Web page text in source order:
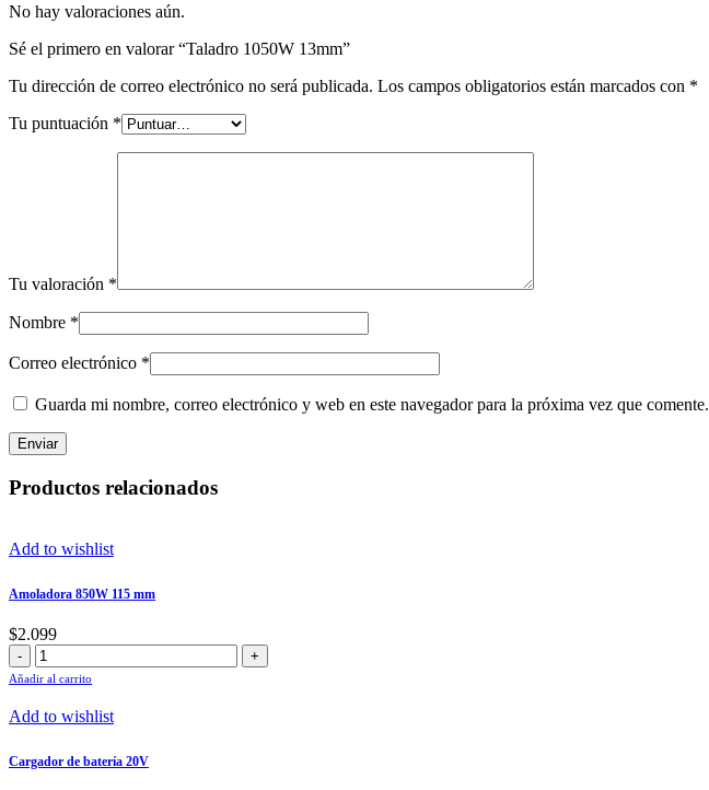
No hay valoraciones aún.
Sé el primero en valorar “Taladro 1050W 13mm”
Tu dirección de correo electrónico no será publicada. Los campos obligatorios están marcados con *
Tu puntuación *
Tu valoración *
Nombre *
Correo electrónico *
Guarda mi nombre, correo electrónico y web en este navegador para la próxima vez que comente.
Productos relacionados
Add to wishlist
Amoladora 850W 115 mm
$2.099
Amoladora
850W
mm
Añadir al carrito
Add to wishlist
Cargador de batería 20V